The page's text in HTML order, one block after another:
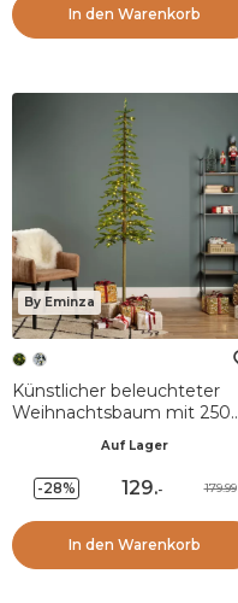
In den Warenkorb
By Eminza
Künstlicher beleuchteter
Weihnachtsbaum mit 250
GrüntanneAuf Lager
-28% 129.- 179.99
In den Warenkorb